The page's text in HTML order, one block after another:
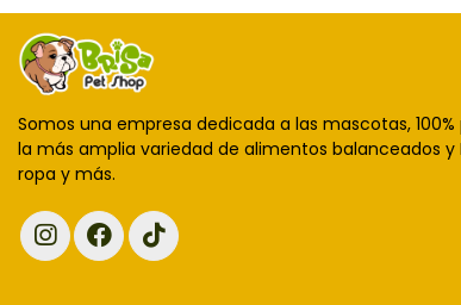
Somos una empresa dedicada a las mascotas,
la más amplia variedad de alimentos balanceados y
ropa y más.